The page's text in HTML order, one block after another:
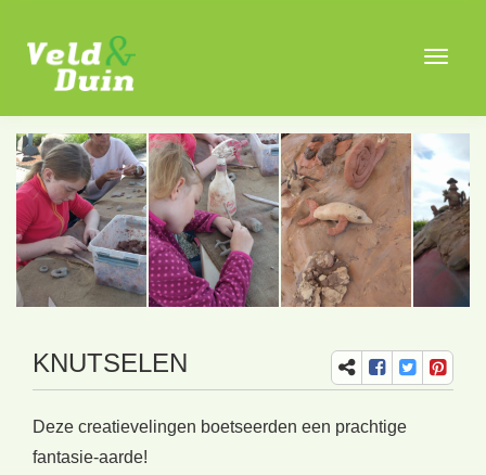
Toggle
KNUTSELEN
Deze creatievelingen boetseerden een prachtige
fantasie-aarde!